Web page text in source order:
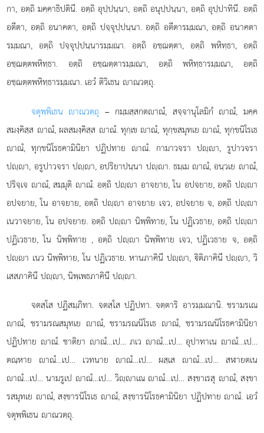
กา, อตฺถิ มคฺคาธิปตินี. อตฺถิ อุปฺปนฺนา, อตฺถิ อนุปฺปนฺนา, อตฺถิ อุปฺปาทินี. อตฺถิ
อตีตา, อตฺถิ อนาคตา, อตฺถิ ปจฺจุปฺปนฺนา. อตฺถิ อตีตารมฺมณา, อตฺถิ อนาคตา
รมฺมณา, อตฺถิ ปจฺจุปฺปนฺนารมฺมณา. อตฺถิ อชฺฌตฺตา, อตฺถิ พหิทฺธา, อตฺถิ
อชฺฌตฺตพหิทฺธา. อตฺถิ อชฺฌตฺตารมฺมณา, อตฺถิ พหิทฺธารมฺมณา, อตฺถิ
อชฺฌตฺตพหิทฺธารมฺมณา. เอวํ ติวิเธน าณวตฺถุ.
จตุพฺพิเธน าณวตฺถุ – กมฺมสฺสกตาณํ, สจฺจานุโลมิกํ าณํ, มคฺค
สมงฺคิสฺส าณํ, ผลสมงฺคิสฺส าณํ. ทุกฺเข าณํ, ทุกฺขสมุทเย าณํ, ทุกฺขนิโรเธ
าณํ, ทุกฺขนิโรธคามินิยา ปฏิปทาย าณํ. กามาวจรา ปฺา, รูปาวจรา
ปฺา, อรูปาวจรา ปฺา, อปริยาปนฺนา ปฺา. ธมฺเม าณํ, อนฺวเย าณํ,
ปริจฺเจ าณํ, สมฺมุติ าณํ. อตฺถิ ปฺา อาจยาย, โน อปจยาย, อตฺถิ ปฺา
อปจยาย, โน อาจยาย, อตฺถิ ปฺา อาจยาย เจว, อปจยาย จ, อตฺถิ ปฺา
เนวาจยาย, โน อปจยาย. อตฺถิ ปฺา นิพฺพิทาย, โน ปฏิเวธาย, อตฺถิ ปฺา
ปฏิเวธาย, โน นิพฺพิทาย , อตฺถิ ปฺา นิพฺพิทาย เจว, ปฏิเวธาย จ, อตฺถิ
ปฺา เนว นิพฺพิทาย, โน ปฏิเวธาย. หานภาคินี ปฺา, ิติภาคินี ปฺา, วิ
เสสภาคินี ปฺา, นิพฺเพธภาคินี ปฺา.
จตสฺโสปฏิสมฺภิทา. จตสฺโส ปฏิปทา. จตฺตาริ อารมฺมณานิ. ชรามรเณ
าณํ, ชรามรณสมุทเย าณํ, ชรามรณนิโรเธ าณํ, ชรามรณนิโรธคามินิยา
ปฏิปทาย าณํ. ชาติยา าณํ…เป… ภเว าณํ…เป… อุปาทาเน าณํ…เป…
ตณฺหาย าณํ…เป… เวทนาย าณํ…เป… ผสฺเส าณํ…เป… สฬายตเน
าณํ…เป… นามรูเป าณํ…เป… วิฺาเณ าณํ…เป… สงฺขาเรสุ าณํ, สงฺขา
รสมุทเย าณํ, สงฺขารนิโรเธ าณํ, สงฺขารนิโรธคามินิยา ปฏิปทาย าณํ. เอวํ
จตุพฺพิเธน าณวตฺถุ.